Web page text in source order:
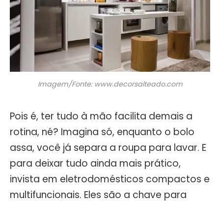
Imagem/Fonte: www.decorsalteado.com
Pois é, ter tudo à mão facilita demais a
rotina, né? Imagina só, enquanto o bolo
assa, você já separa a roupa para lavar. E
para deixar tudo ainda mais prático,
invista em eletrodomésticos compactos e
multifuncionais. Eles são a chave para